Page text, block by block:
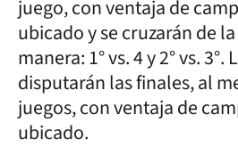
juego, con ventaja de
ubicado y se cruzarán de
manera: 1° vs. 4 y 2° vs.
disputarán las finales, al
juegos, con ventaja de
ubicado.